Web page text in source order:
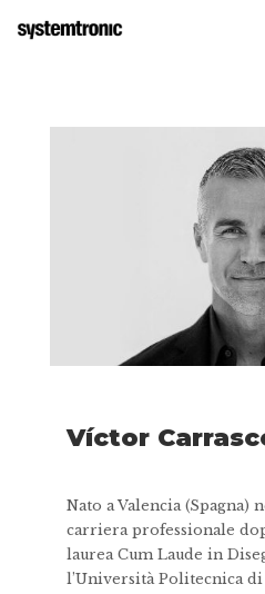
Víctor
Nato a Valencia (Spagna)
carriera professionale
laurea Cum Laude in
l’Università Politecnica di